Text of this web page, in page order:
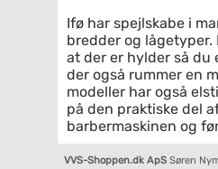
Ifø har spejlskabe i
bredder og
at der er hylder så du
der også rummer en
modeller har også
på den praktiske del
barbermaskinen og
VVS-Shoppen.dk ApS Søren